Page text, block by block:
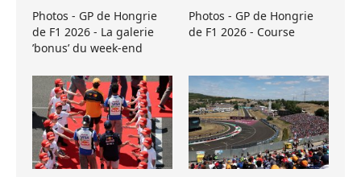
Photos - GP de Hongrie
de F1 2026 - La galerie
’bonus’ du week-end
Photos - GP de Hongrie
de F1 2026 - Course